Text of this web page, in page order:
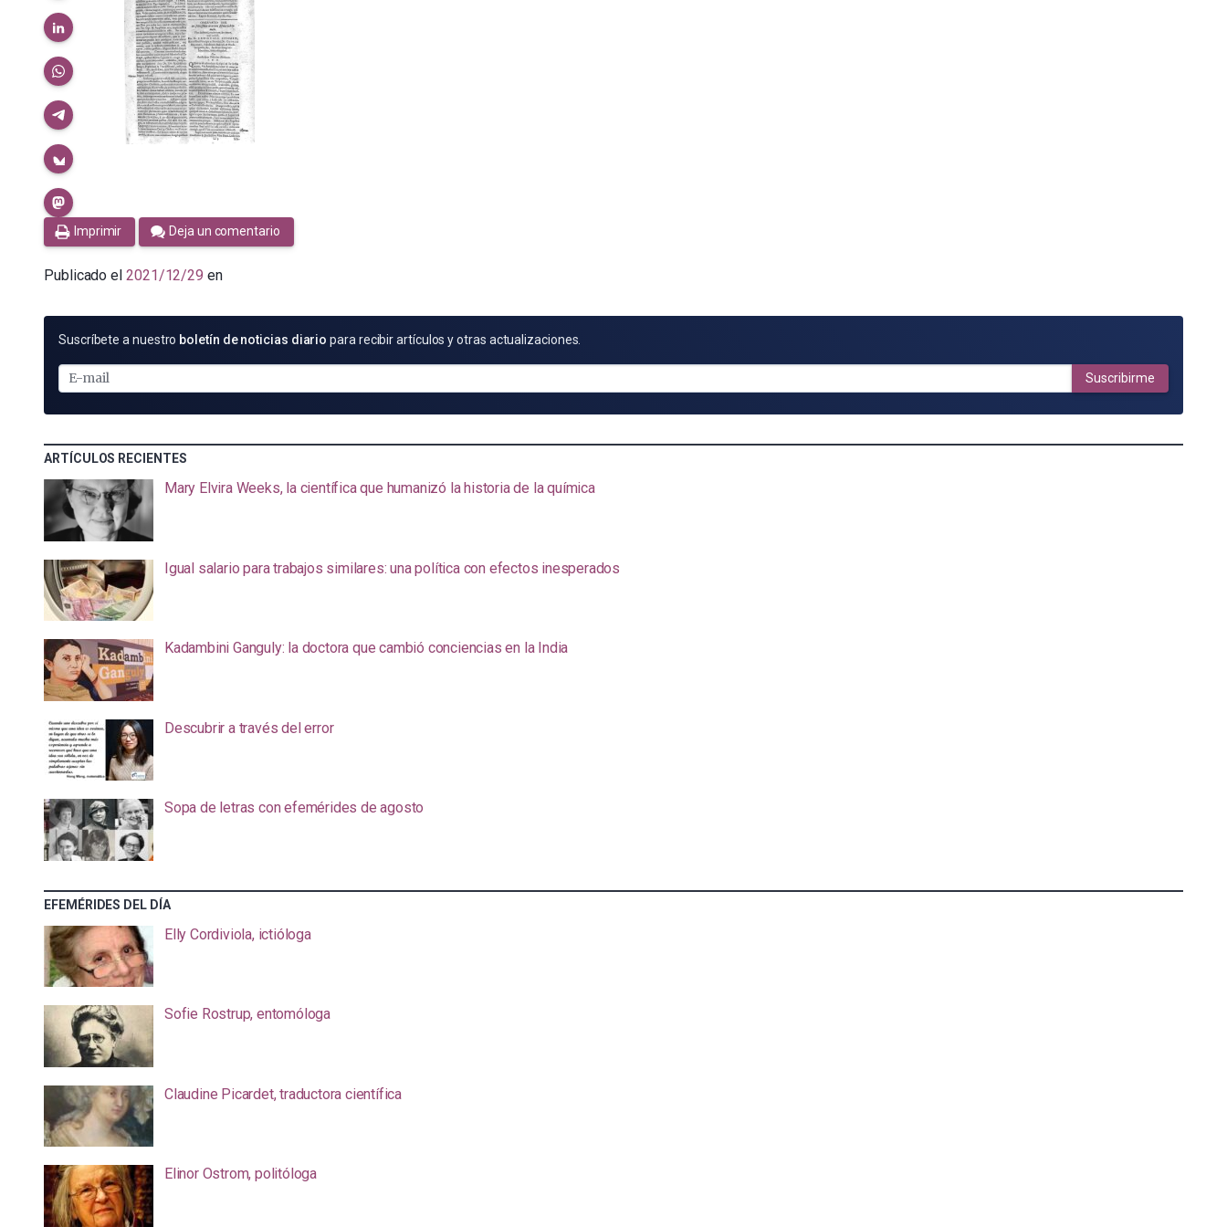
Imprimir Deja un comentario
Publicado el 2021/12/29 en
SUSCRÍBETE
E-
MAIL
Suscríbete a nuestro boletín de noticias diario para recibir artículos y otras actualizaciones.
Suscribirme
ARTÍCULOS RECIENTES
Mary Elvira Weeks, la científica que humanizó la historia de la química
Igual salario para trabajos similares: una política con efectos inesperados
Kadambini Ganguly: la doctora que cambió conciencias en la India
Descubrir a través del error
Sopa de letras con efemérides de agosto
EFEMÉRIDES DEL DÍA
Elly Cordiviola, ictióloga
Sofie Rostrup, entomóloga
Claudine Picardet, traductora científica
Elinor Ostrom, politóloga